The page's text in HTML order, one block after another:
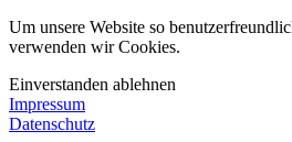
Um unsere Website so
verwenden wir Cookies.
Einverstanden ablehnen
Impressum
Datenschutz